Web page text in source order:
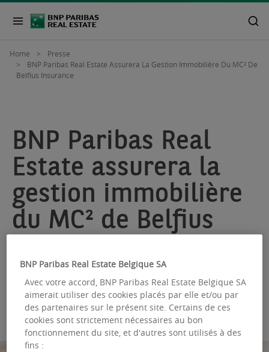
Home
Presse
BNP Paribas Real Estate Assurera La Gestion Immobilière Du MC² De
Belfius Insurance
BNP Paribas Real
Estate assurera la
gestion immobilière
du MC² de Belfius
Insurance
20 January 2022
BNP Paribas Real Estate Belgique SA
Avec votre accord, BNP Paribas Real Estate Belgique SA
aimerait utiliser des cookies placés par elle et/ou par
des partenaires sur le présent site. Certains de ces
cookies sont strictement nécessaires au bon
fonctionnement du site, et d'autres sont utilisés à des
fins :